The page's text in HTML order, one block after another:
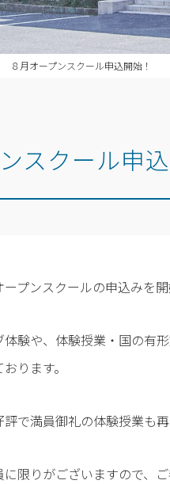
８月オープンスクール申込開始！
スクール申
プンスクールの申込みを開
験や、体験授業・国の有
ります。
で満員御礼の体験授業も
限りがございますので、